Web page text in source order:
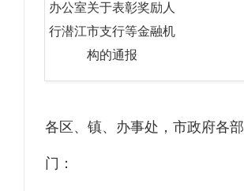
办公室关于表彰奖励人
行潜江市支行等金融机
构的通报
各区、镇、办事处，市政府各部
门：